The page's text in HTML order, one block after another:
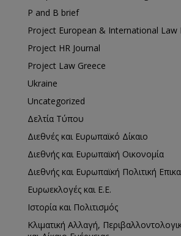
P and B brief
Project European & International Law
Project HR Journal
Project Law Greece
Ukraine
Uncategorized
Δελτία Τύπου
Διεθνές και Ευρωπαϊκό Δίκαιο
Διεθνής και Ευρωπαϊκή Οικονομία
Διεθνής και Ευρωπαϊκή Πολιτική
Ευρωεκλογές και Ε.Ε.
Ιστορία και Πολιτισμός
Κλιματική Αλλαγή,